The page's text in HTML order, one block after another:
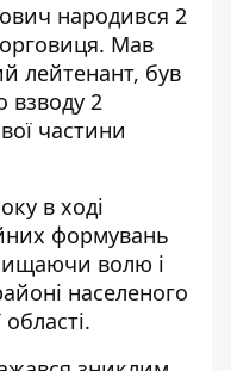
народився 2
Мав
лейтенант, був
взводу 2
частини
в ході
формувань
волю і
населеного